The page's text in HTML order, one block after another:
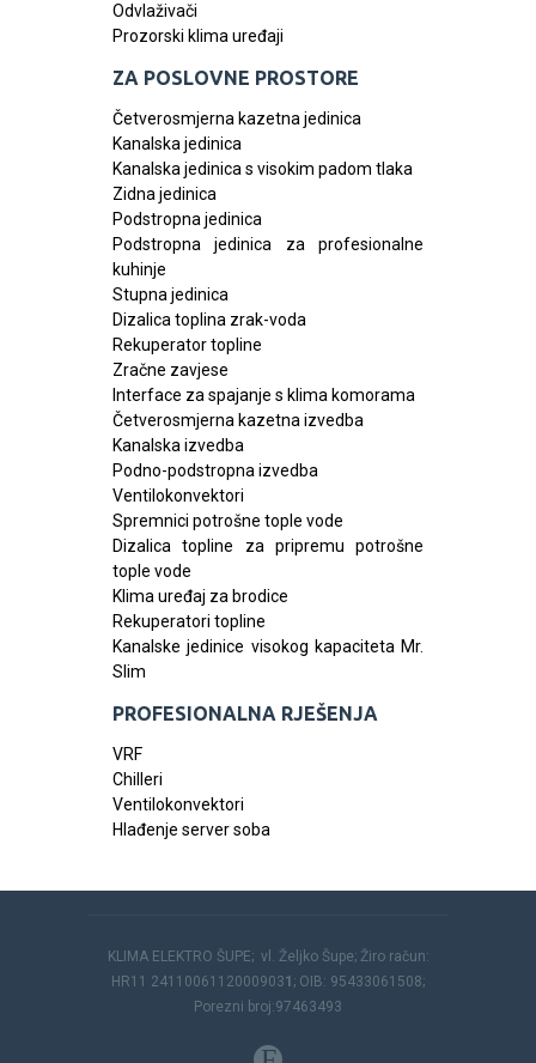
Odvlaživači
Prozorski klima uređaji
ZA POSLOVNE PROSTORE
Četverosmjerna kazetna jedinica
Kanalska jedinica
Kanalska jedinica s visokim padom tlaka
Zidna jedinica
Podstropna jedinica
Podstropna jedinica za profesionalne
kuhinje
Stupna jedinica
Dizalica toplina zrak-voda
Rekuperator topline
Zračne zavjese
Interface za spajanje s klima komorama
Četverosmjerna kazetna izvedba
Kanalska izvedba
Podno-podstropna izvedba
Ventilokonvektori
Spremnici potrošne tople vode
Dizalica topline za pripremu potrošne
tople vode
Klima uređaj za brodice
Rekuperatori topline
Kanalske jedinice visokog kapaciteta Mr.
Slim
PROFESIONALNA RJEŠENJA
VRF
Chilleri
Ventilokonvektori
Hlađenje server soba
KLIMA ELEKTRO ŠUPE; vl. Željko Šupe; Žiro račun:
HR11 24110061120009031 ; OIB: 95433061508;
Porezni broj:97463493